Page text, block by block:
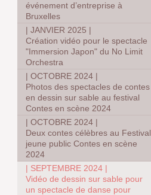
événement d’entreprise à
Bruxelles
|JANVIER 2025 |
Création vidéo pour le spectacle
"Immersion Japon" du No Limit
Orchestra
|OCTOBRE 2024 |
Photos des spectacles de contes
en dessin sur sable au festival
Contes en scène 2024
|OCTOBRE 2024 |
Deux contes célèbres au Festival
jeune public Contes en scène
2024
| SEPTEMBRE 2024 |
Vidéo de dessin sur sable pour
un spectacle de danse pour